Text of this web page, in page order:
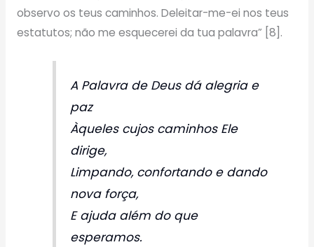
observo os teus caminhos. Deleitar-me-ei nos teus
estatutos; não me esquecerei da tua palavra” [8].
A Palavra de Deus dá alegria e
paz
Àqueles cujos caminhos Ele
dirige,
Limpando, confortando e dando
nova força,
E ajuda além do que
esperamos.